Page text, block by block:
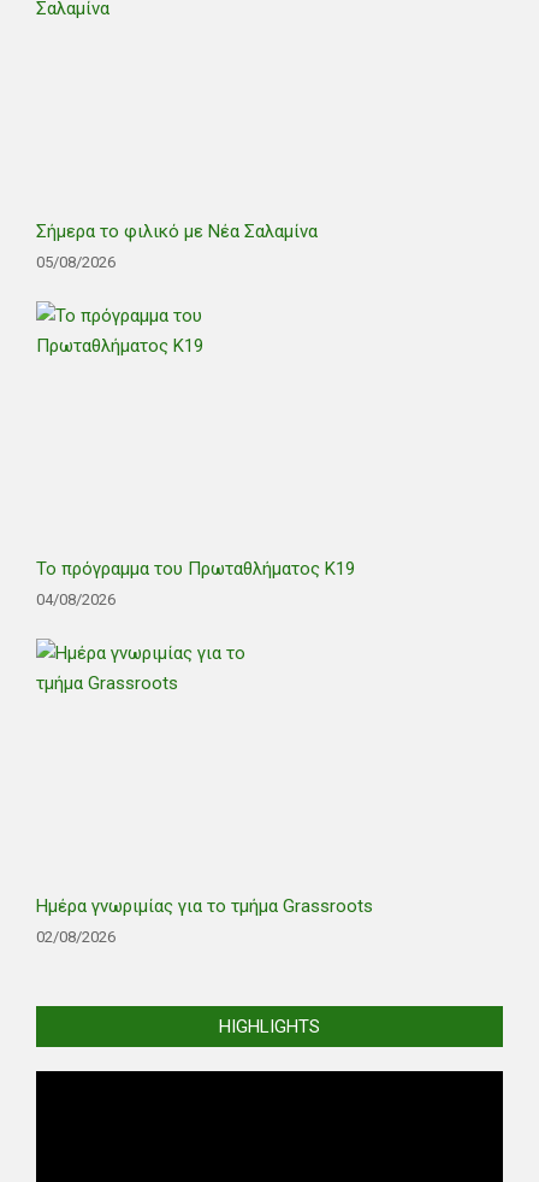
Σήμερα το φιλικό με Νέα Σαλαμίνα
05/08/2026
Το πρόγραμμα του Πρωταθλήματος Κ19
04/08/2026
Ημέρα γνωριμίας για το τμήμα Grassroots
02/08/2026
HIGHLIGHTS